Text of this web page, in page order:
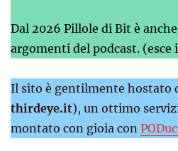
Dal 2026 Pillole di Bit è
argomenti del podcast. (esce
Il sito è gentilmente hostato
thirdeye.it), un ottimo
montato con gioia con